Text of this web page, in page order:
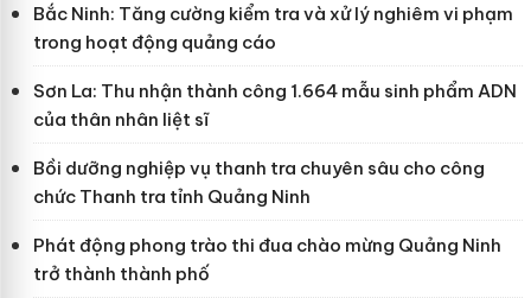
Bắc Ninh: Tăng cường kiểm tra và xử lý nghiêm vi phạm
trong hoạt động quảng cáo
Sơn La: Thu nhận thành công 1.664 mẫu sinh phẩm ADN
của thân nhân liệt sĩ
Bồi dưỡng nghiệp vụ thanh tra chuyên sâu cho công
chức Thanh tra tỉnh Quảng Ninh
Phát động phong trào thi đua chào mừng Quảng Ninh
trở thành thành phố